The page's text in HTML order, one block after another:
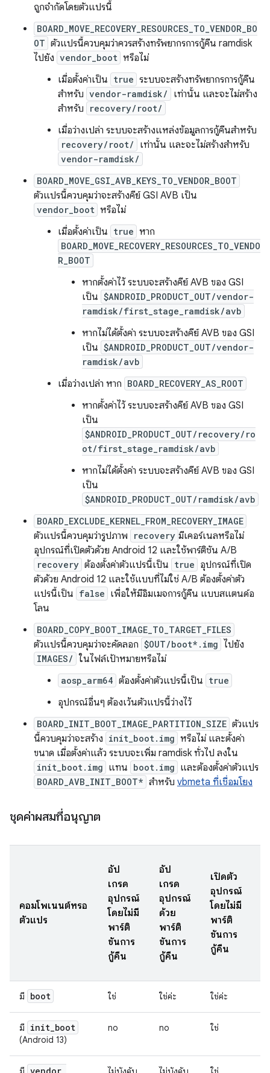
ถูกจำกัดโดยตัวแปรนี้
BOARD_MOVE_RECOVERY_RESOURCES_TO_VENDOR_BO
OT ตัวแปรนี้ควบคุมว่าควรสร้างทรัพยากรการกู้คืน ramdisk
ไปยัง vendor_boot หรือไม่
เมื่อตั้งค่าเป็น true ระบบจะสร้างทรัพยากรการกู้คืน
สำหรับ vendor-ramdisk/
เท่านั้น และจะไม่สร้าง
สำหรับ
recovery/root/
เมื่อว่างเปล่า ระบบจะสร้างแหล่งข้อมูลการกู้คืนสำหรับ
recovery/root/ เท่านั้น และจะไม่สร้างสำหรับ
vendor-ramdisk/
BOARD_MOVE_GSI_AVB_KEYS_TO_VENDOR_BOOT
ตัวแปรนี้ควบคุมว่าจะสร้างคีย์ GSI AVB เป็น
vendor_boot หรือไม่
เมื่อตั้งค่าเป็น true หาก
BOARD_MOVE_RECOVERY_RESOURCES_TO_VENDO
R_BOOT
หากตั้งค่าไว้ ระบบจะสร้างคีย์ AVB ของ GSI
เป็น $ANDROID_PRODUCT_OUT/vendor-
ramdisk/first_stage_ramdisk/avb
หากไม่ได้ตั้งค่า ระบบจะสร้างคีย์ AVB ของ GSI
เป็น $ANDROID_PRODUCT_OUT/vendor-
ramdisk/avb
เมื่อว่างเปล่า หาก BOARD_RECOVERY_AS_ROOT
หากตั้งค่าไว้ ระบบจะสร้างคีย์ AVB ของ GSI
เป็น
$ANDROID_PRODUCT_OUT/recovery/ro
ot/first_stage_ramdisk/avb
หากไม่ได้ตั้งค่า ระบบจะสร้างคีย์ AVB ของ GSI
เป็น
$ANDROID_PRODUCT_OUT/ramdisk/avb
BOARD_EXCLUDE_KERNEL_FROM_RECOVERY_IMAGE
ตัวแปรนี้ควบคุมว่ารูปภาพ recovery มีเคอร์เนลหรือไม่
อุปกรณ์ที่เปิดตัวด้วย Android 12 และใช้พาร์ติชัน A/B
recovery ต้องตั้งค่าตัวแปรนี้เป็น true อุปกรณ์ที่เปิด
ตัวด้วย Android 12 และใช้แบบที่ไม่ใช่ A/B ต้องตั้งค่าตัว
แปรนี้เป็น false เพื่อให้มีอิมเมจการกู้คืน แบบสแตนด์อ
โลน
BOARD_COPY_BOOT_IMAGE_TO_TARGET_FILES
ตัวแปรนี้ควบคุมว่าจะคัดลอก $OUT/boot*.img ไปยัง
IMAGES/ ในไฟล์เป้าหมายหรือไม่
aosp_arm64 ต้องตั้งค่าตัวแปรนี้เป็น true
อุปกรณ์อื่นๆ ต้องเว้นตัวแปรนี้ว่างไว้
BOARD_INIT_BOOT_IMAGE_PARTITION_SIZE ตัวแปร
นี้ควบคุมว่าจะสร้าง init_boot.img หรือไม่ และตั้งค่า
ขนาด เมื่อตั้งค่าแล้ว ระบบจะเพิ่ม ramdisk ทั่วไป ลงใน
init_boot.img แทน boot.img และต้องตั้งค่าตัวแปร
BOARD_AVB_INIT_BOOT* สำหรับ vbmeta ที่เชื่อมโยง
ชุดค่าผสมที่อนุญาต
คอมโพเนนต์หรือ
ตัวแปร
อัป
เกรด
อุปกรณ์
โดยไม่มี
พาร์ติ
ชันการ
กู้คืน
อัป
เกรด
อุปกรณ์
ด้วย
พาร์ติ
ชันการ
กู้คืน
เปิดตัว
อุปกรณ์
โดยไม่มี
พาร์ติ
ชันการ
กู้คืน
มี boot ใช่ ใช่ค่ะ ใช่ค่ะ
มี init_boot
(Android 13)
no no ใช่